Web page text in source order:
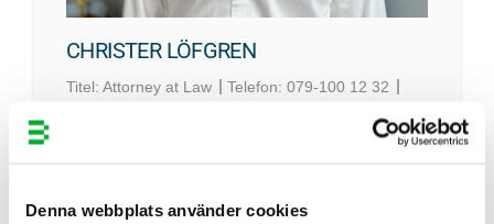
Denna webbplats använder cookies
English
CHRISTER LÖFGREN
Titel: Attorney at Law Telefon: 079-100 12 32